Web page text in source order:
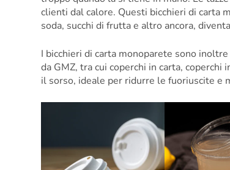
clienti dal calore. Questi bicchieri di carta
soda, succhi di frutta e altro ancora,
I bicchieri di carta monoparete sono
da GMZ, tra cui coperchi in carta,
il sorso, ideale per ridurre le fuoriuscite e